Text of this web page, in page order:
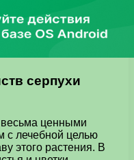
серпухи
ценными
с лечебной целью
этого растения. В